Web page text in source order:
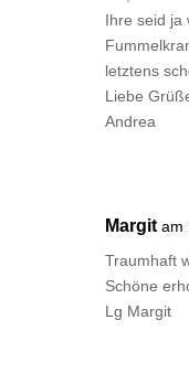
Ihre seid ja
letztens
Liebe
Andrea
Margit am
Traumhaft
Schöne
Lg Margit